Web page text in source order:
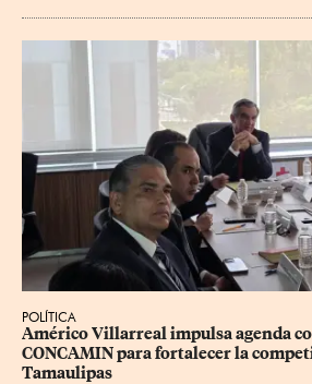
POLÍTICA
Américo Villarreal impulsa agenda
CONCAMIN para fortalecer la
Tamaulipas